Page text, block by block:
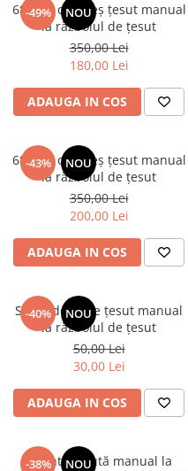
-49% NOU
68x140 cm Preș țesut manual
la războiul de țesut
350,00 Lei
180,00 Lei
ADAUGA IN COS
-43% NOU
68x155 cm Preș țesut manual
la războiul de țesut
350,00 Lei
200,00 Lei
ADAUGA IN COS
-40% NOU
Semn de carte țesut manual
la războiul de țesut
50,00 Lei
30,00 Lei
ADAUGA IN COS
-38% NOU
Geantă țesută manual la